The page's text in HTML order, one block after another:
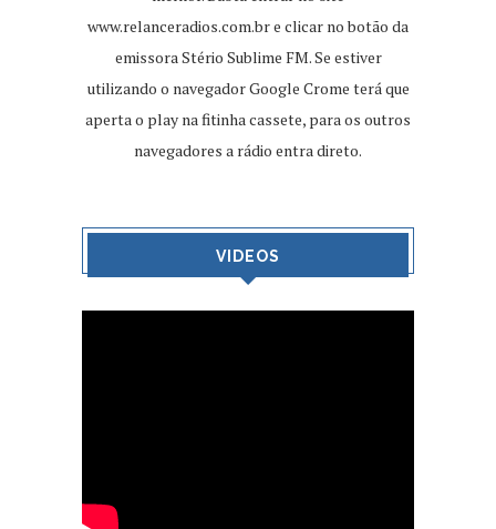
www.relanceradios.com.bre clicar no botão da
emissora Stério Sublime FM. Se estiver
utilizando o navegador Google Crome terá que
aperta o play na fitinha cassete, para os outros
navegadores a rádio entra direto.
VIDEOS